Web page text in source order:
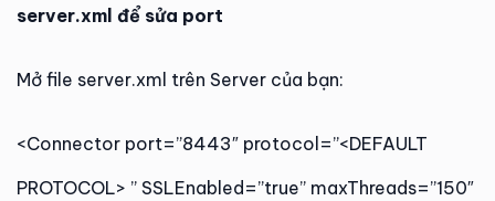
server.xml để sửa port
Mở file server.xml trên Server của bạn:
<Connector port=”8443″ protocol=”<DEFAULT
PROTOCOL> ” SSLEnabled=”true” maxThreads=”150″